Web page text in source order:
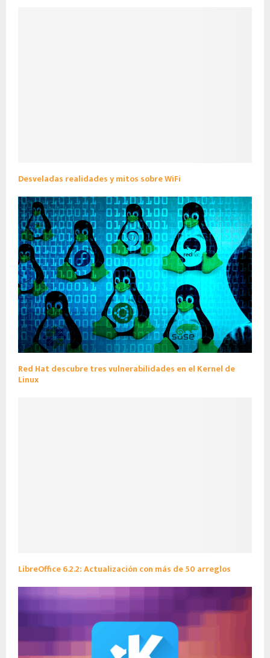
Desveladas realidades y mitos sobre WiFi
Red Hat descubre tres vulnerabilidades en el Kernel de
Linux
LibreOffice 6.2.2: Actualización con más de 50 arreglos